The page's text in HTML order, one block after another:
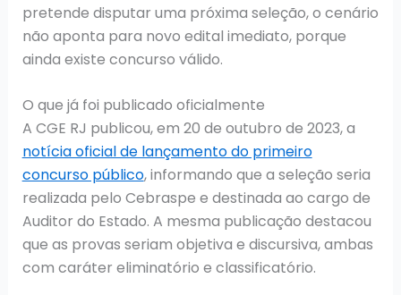
pretende disputar uma próxima seleção, o cenário
não aponta para novo edital imediato, porque
ainda existe concurso válido.
O que já foi publicado oficialmente
A CGE RJ publicou, em 20 de outubro de 2023, a
notícia oficial de lançamento do primeiro
concurso público, informando que a seleção seria
realizada pelo Cebraspe e destinada ao cargo de
Auditor do Estado. A mesma publicação destacou
que as provas seriam objetiva e discursiva, ambas
com caráter eliminatório e classificatório.